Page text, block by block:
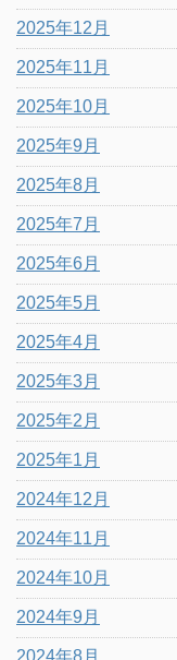
2025年12月
2025年11月
2025年10月
2025年9月
2025年8月
2025年7月
2025年6月
2025年5月
2025年4月
2025年3月
2025年2月
2025年1月
2024年12月
2024年11月
2024年10月
2024年9月
2024年8月